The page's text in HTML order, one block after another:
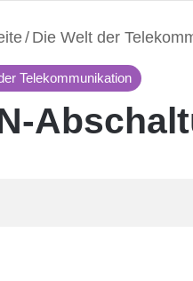
/ Die Welt der
Telekommunikation